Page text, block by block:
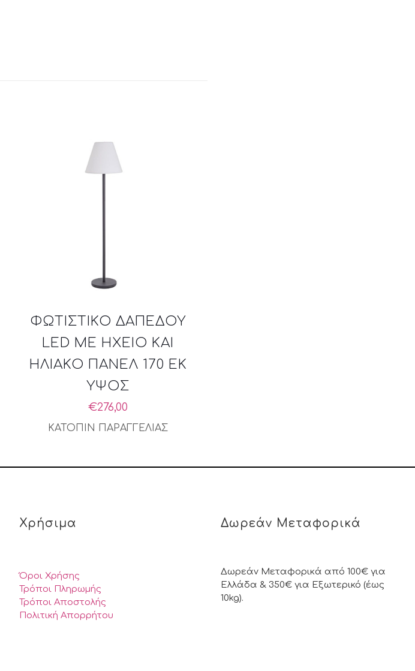
ΦΩΤΙΣΤΙΚΟ ΔΑΠΕΔΟΥ
LED ΜΕ ΗΧΕΙΟ ΚΑΙ
ΗΛΙΑΚΟ ΠΑΝΕΛ 170 ΕΚ
ΥΨΟΣ
€276,00
ΚΑΤΟΠΙΝ ΠΑΡΑΓΓΕΛΙΑΣ
Χρήσιμα
Όροι Χρήσης
Τρόποι Πληρωμής
Τρόποι Αποστολής
Πολιτική Απορρήτου
Δωρεάν Μεταφορικά
Δωρεάν Μεταφορικά από 100€ για
Ελλάδα & 350€ για Εξωτερικό (έως
10kg).